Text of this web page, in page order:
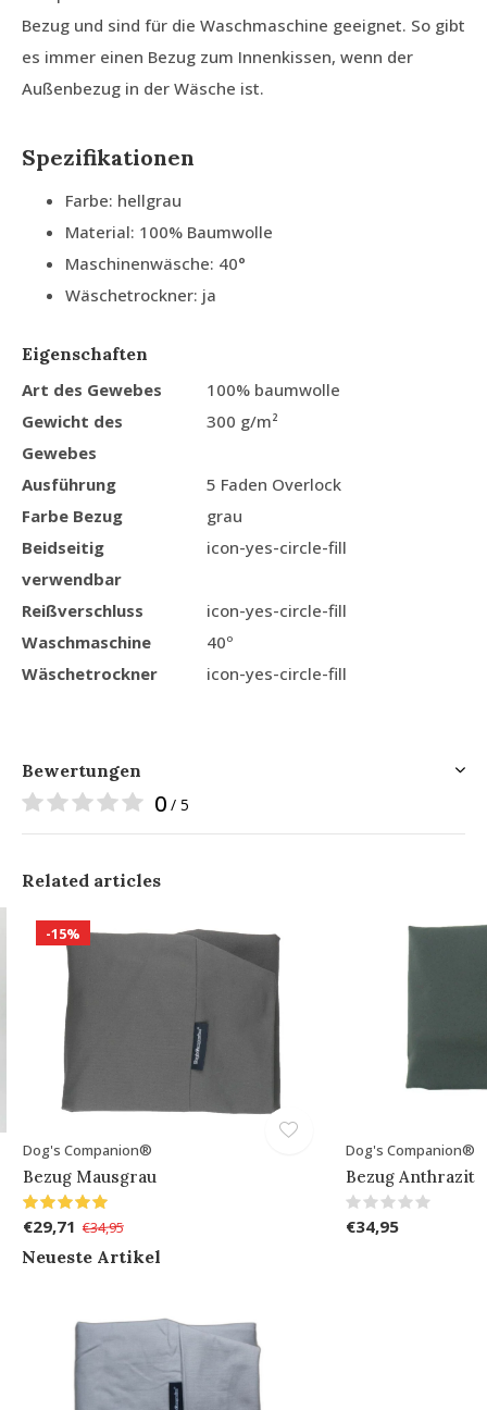
Bezug und sind für die Waschmaschine geeignet. So gibt
es immer einen Bezug zum Innenkissen, wenn der
Außenbezug in der Wäsche ist.
Spezifikationen
Farbe: hellgrau
Material: 100% Baumwolle
Maschinenwäsche: 40°
Wäschetrockner: ja
Eigenschaften
Art des Gewebes
100% baumwolle
Gewicht des
Gewebes
300 g/m²
Ausführung
5 Faden Overlock
Farbe Bezug
grau
Beidseitig
verwendbar
icon-yes-circle-fill
Reißverschluss
icon-yes-circle-fill
Waschmaschine
40º
Wäschetrockner
icon-yes-circle-fill
Bewertungen
0 / 5
Related articles
-15%
Dog's Companion®
Bezug Mausgrau
€29,71 €34,95
Dog's Companion®
Bezug Anthrazit
€34,95
Neueste Artikel